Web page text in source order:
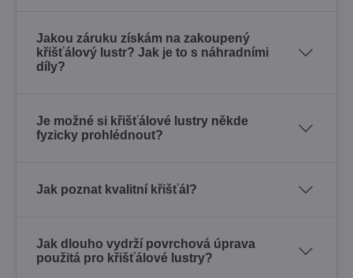
Jakou záruku získám na zakoupený
křišťálový lustr? Jak je to s náhradními
díly?
Je možné si křišťálové lustry někde
fyzicky prohlédnout?
Jak poznat kvalitní křišťál?
Jak dlouho vydrží povrchová úprava
použitá pro křišťálové lustry?